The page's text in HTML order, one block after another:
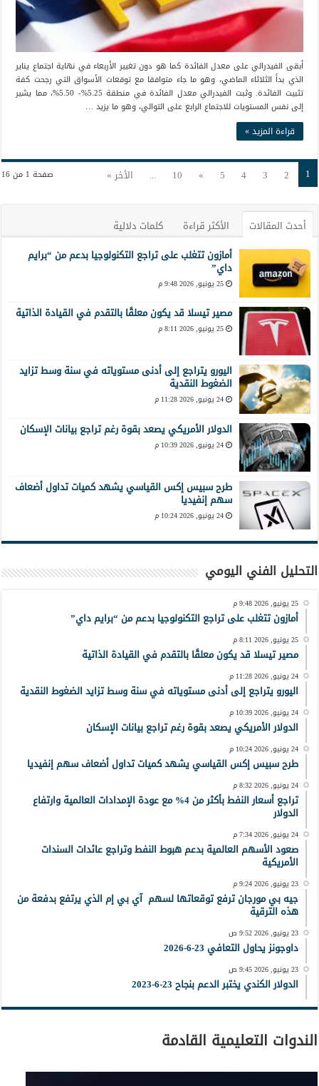
أبقى الفيدرالي على معدل الفائدة كما هو دون تغيير الأربعاء في نهاية اجتماع يناير
الذي بدأ الثلاثاء الماضي، وهو ما جاء متوافقا مع توقعات الأسواق التي رجحت كفة
تثبيت الفائدة. وثبت الفيدرالي معدل الفائدة في منطقة 5.25%- 5.50%، مما يشير
إلى نفس المستويات للاجتماع الرابع على التوالي، وهو ما يزيد …
قراءة المزيد »
صفحة 1 من 16 1
2
3
4
5
»
10
... الأخر »
أحدث المقالات الأكثر قراءة
كلمات دلالية
أمازون تتغلب على تراجع التكنولوجيا بدعم من “برايم
داي”
25 يونيو, 2026 9:48 م
مصير تيسلا قد يكون معلقًا بالتقدم في القيادة الذاتية
25 يونيو, 2026 8:11 م
اليورو يتراجع إلى أدنى مستوياته في سنة وسط تزايد
الضغوط النقدية
24 يونيو, 2026 11:28 م
الدولار الأمريكي يصعد بقوة رغم تراجع بيانات الإسكان
24 يونيو, 2026 10:39 م
طرح سبيس إكس القياسي يشهد كميات تداول أضعاف
سهم إنفيديا
24 يونيو, 2026 10:24 م
التحليل الفني اليومي
25 يونيو, 2026 9:48 م
أمازون تتغلب على تراجع التكنولوجيا بدعم من “برايم داي”
25 يونيو, 2026 8:11 م
مصير تيسلا قد يكون معلقًا بالتقدم في القيادة الذاتية
24 يونيو, 2026 11:28 م
اليورو يتراجع إلى أدنى مستوياته في سنة وسط تزايد الضغوط النقدية
24 يونيو, 2026 10:39 م
الدولار الأمريكي يصعد بقوة رغم تراجع بيانات الإسكان
24 يونيو, 2026 10:24 م
طرح سبيس إكس القياسي يشهد كميات تداول أضعاف سهم إنفيديا
24 يونيو, 2026 8:32 م
تراجع أسعار النفط بأكثر من 4% مع عودة الإمدادات العالمية وارتفاع
الدولار
24 يونيو, 2026 7:34 م
صعود الأسهم العالمية بدعم هبوط النفط وتراجع عائدات السندات
الأمريكية
23 يونيو, 2026 9:24 م
جيه بي مورجان ترفع توقعاتها لسهم آي بي إم الذي يرتفع بدفعة من
هذه الترقية
23 يونيو, 2026 9:52 ص
داوجونز يحاول التعافي 23-6-2026
23 يونيو, 2026 9:45 ص
الدولار الكندي يختبر الدعم بنجاح 23-6-2023
الندوات التعليمية القادمة